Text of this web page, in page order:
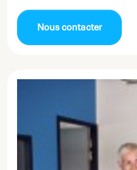
Nous contacter